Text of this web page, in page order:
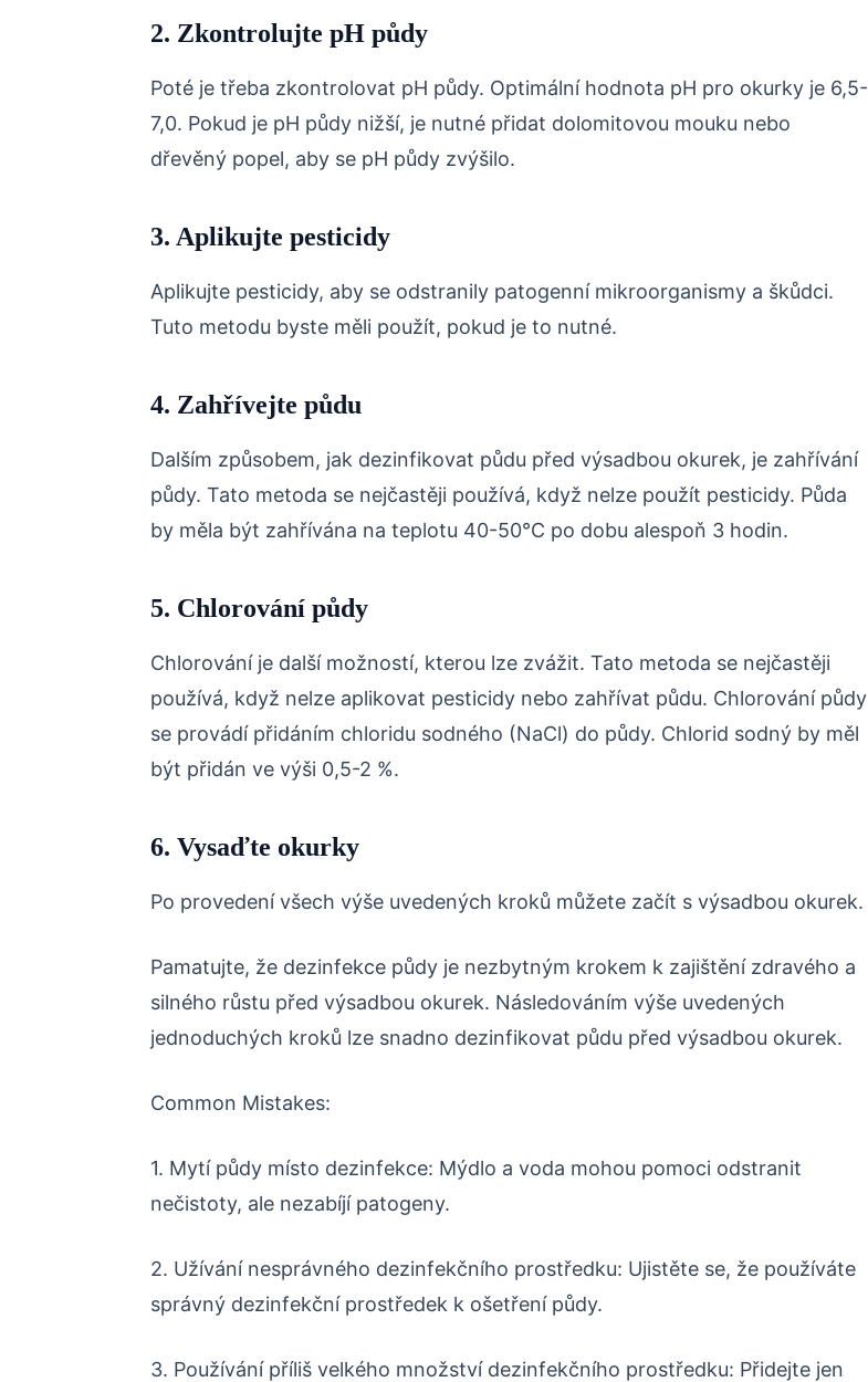
2. Zkontrolujte pH půdy
Poté je třeba zkontrolovat pH půdy. Optimální hodnota pH pro okurky je 6,5-
7,0. Pokud je pH půdy nižší, je nutné přidat dolomitovou mouku nebo
dřevěný popel, aby se pH půdy zvýšilo.
3. Aplikujte pesticidy
Aplikujte pesticidy, aby se odstranily patogenní mikroorganismy a škůdci.
Tuto metodu byste měli použít, pokud je to nutné.
4. Zahřívejte půdu
Dalším způsobem, jak dezinfikovat půdu před výsadbou okurek, je zahřívání
půdy. Tato metoda se nejčastěji používá, když nelze použít pesticidy. Půda
by měla být zahřívána na teplotu 40-50°C po dobu alespoň 3 hodin.
5. Chlorování půdy
Chlorování je další možností, kterou lze zvážit. Tato metoda se nejčastěji
používá, když nelze aplikovat pesticidy nebo zahřívat půdu. Chlorování půdy
se provádí přidáním chloridu sodného (NaCl) do půdy. Chlorid sodný by měl
být přidán ve výši 0,5-2 %.
6. Vysaďte okurky
Po provedení všech výše uvedených kroků můžete začít s výsadbou okurek.
Pamatujte, že dezinfekce půdy je nezbytným krokem k zajištění zdravého a
silného růstu před výsadbou okurek. Následováním výše uvedených
jednoduchých kroků lze snadno dezinfikovat půdu před výsadbou okurek.
Common Mistakes:
1. Mytí půdy místo dezinfekce: Mýdlo a voda mohou pomoci odstranit
nečistoty, ale nezabíjí patogeny.
2. Užívání nesprávného dezinfekčního prostředku: Ujistěte se, že používáte
správný dezinfekční prostředek k ošetření půdy.
3. Používání příliš velkého množství dezinfekčního prostředku: Přidejte jen